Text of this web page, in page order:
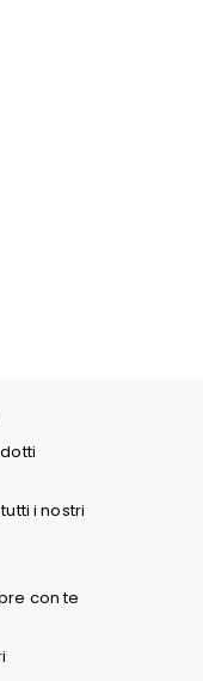
i nostri
con te